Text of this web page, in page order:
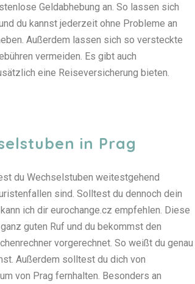
Geldabhebung an. So lassen sich
du kannst jederzeit ohne Probleme an
Außerdem lassen sich so versteckte
vermeiden. Es gibt auch
eine Reiseversicherung bieten.
in Prag
du Wechselstuben weitestgehend
sind. Solltest du dennoch dein
ich dir eurochange.cz empfehlen. Diese
guten Ruf und du bekommst den
vorgerechnet. So weißt du genau
Außerdem solltest du dich von
von Prag fernhalten. Besonders an